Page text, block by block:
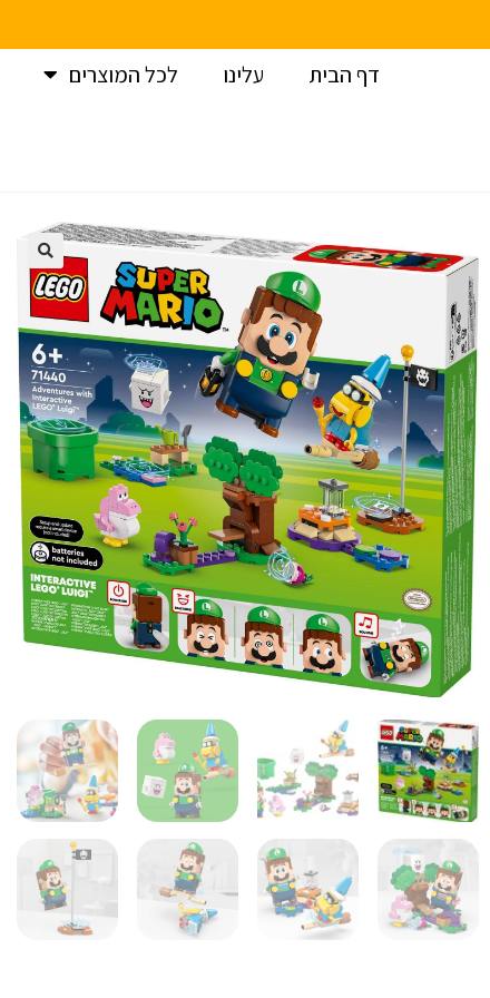
דף הבית
עלינו לכל המוצרים